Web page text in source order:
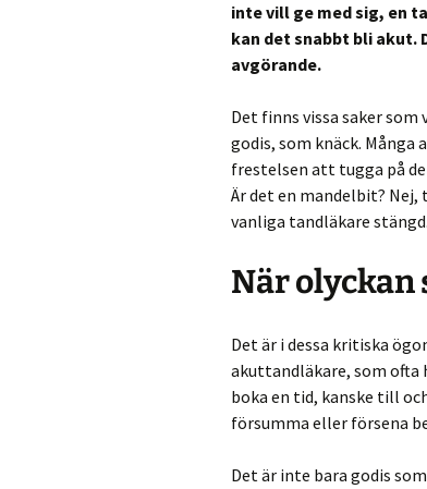
inte vill ge med sig, en
kan det snabbt bli akut.
avgörande.
Det finns vissa saker
godis, som knäck. Många
frestelsen att tugga på
Är det en mandelbit?
vanliga tandläkare stängd.
När
Det är i dessa kritiska
akuttandläkare, som
boka en tid, kanske till
försumma eller försena
Det är inte bara godis